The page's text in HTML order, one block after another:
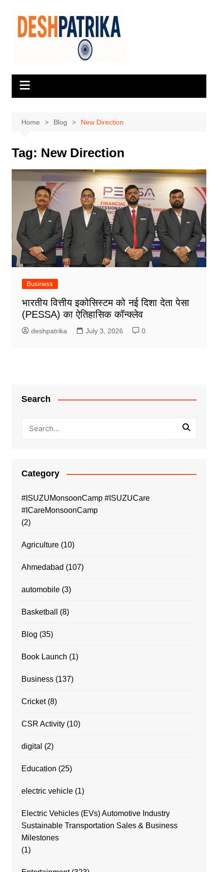
content
Home Blog New Direction
Tag: New Direction
Business
भारतीय वित्तीय इकोसिस्टम को नई दिशा देता पेसा
(PESSA) का ऐतिहासिक कॉन्क्लेव
deshpatrika July 3, 2026 0
Search
Category
#ISUZUMonsoonCamp #ISUZUCare
#ICareMonsoonCamp
(2)
Agriculture(10)
Ahmedabad (107)
automobile(3)
Basketball (8)
Blog (35)
Book Launch (1)
Business(137)
Cricket(8)
CSR Activity(10)
digital (2)
Education (25)
electric vehicle(1)
Electric Vehicles (EVs) Automotive Industry
Sustainable Transportation Sales & Business
Milestones
(1)